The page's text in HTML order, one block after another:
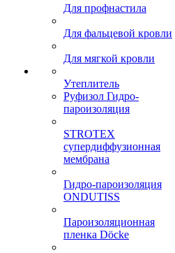
Для профнастила
Для фальцевой кровли
Для мягкой кровли
Утеплитель
Руфизол Гидро-
пароизоляция
STROTEX
супердиффузионная
мембрана
Гидро-пароизоляция
ONDUTISS
Пароизоляционная
пленка Döcke